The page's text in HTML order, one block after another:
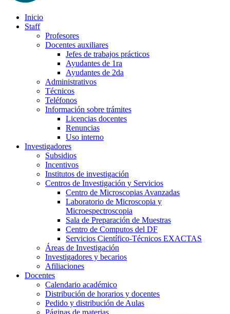
Inicio
Staff
Profesores
Docentes auxiliares
Jefes de trabajos prácticos
Ayudantes de 1ra
Ayudantes de 2da
Administrativos
Técnicos
Teléfonos
Información sobre trámites
Licencias docentes
Renuncias
Uso interno
Investigadores
Subsidios
Incentivos
Institutos de investigación
Centros de Investigación y Servicios
Centro de Microscopias Avanzadas
Laboratorio de Microscopia y
Microespectroscopia
Sala de Preparación de Muestras
Centro de Computos del DF
Servicios Científico-Técnicos EXACTAS
Áreas de Investigación
Investigadores y becarios
Afiliaciones
Docentes
Calendario académico
Distribución de horarios y docentes
Pedido y distribución de Aulas
Páginas de materias